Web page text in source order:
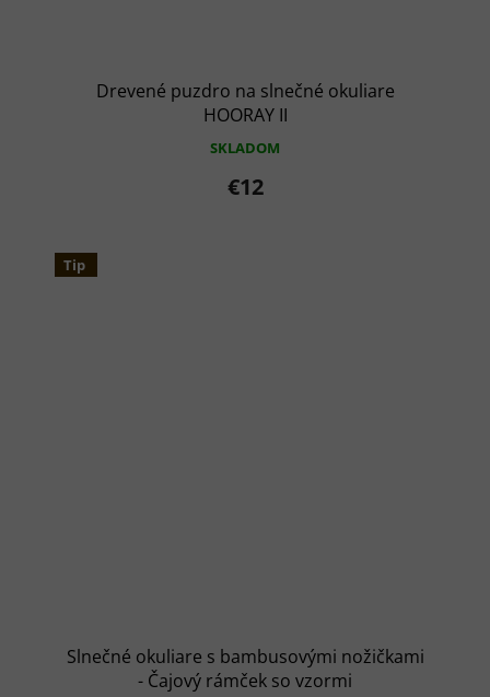
Drevené puzdro na slnečné okuliare
HOORAY II
SKLADOM
€12
Tip
Slnečné okuliare s bambusovými nožičkami
- Čajový rámček so vzormi